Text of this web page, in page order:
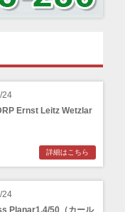
24
Ernst Leitz Wetzlar
詳細はこちら
24
Planar1.4/50（カール